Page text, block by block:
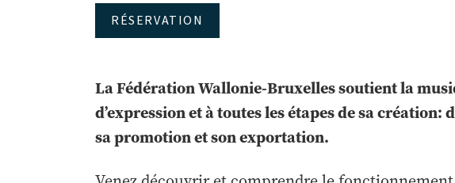
RÉSERVATION
La Fédération Wallonie-Bruxelles soutient la
d’expression et à toutes les étapes de sa création:
sa promotion et son exportation.